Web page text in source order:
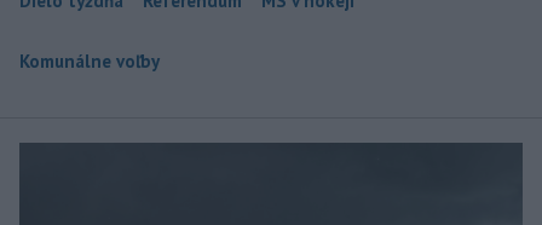
Komunálne voľby